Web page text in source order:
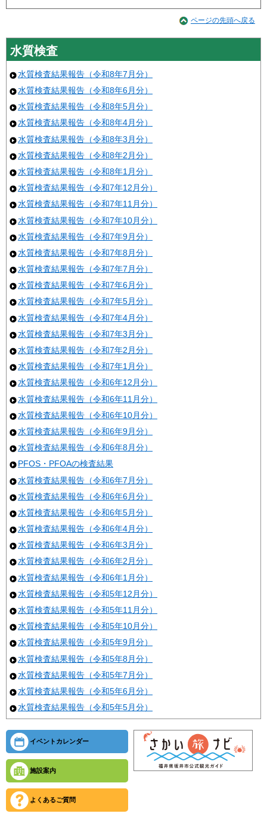
ページの先頭へ戻る
水質検査
水質検査結果報告（令和8年7月分）
水質検査結果報告（令和8年6月分）
水質検査結果報告（令和8年5月分）
水質検査結果報告（令和8年4月分）
水質検査結果報告（令和8年3月分）
水質検査結果報告（令和8年2月分）
水質検査結果報告（令和8年1月分）
水質検査結果報告（令和7年12月分）
水質検査結果報告（令和7年11月分）
水質検査結果報告（令和7年10月分）
水質検査結果報告（令和7年9月分）
水質検査結果報告（令和7年8月分）
水質検査結果報告（令和7年7月分）
水質検査結果報告（令和7年6月分）
水質検査結果報告（令和7年5月分）
水質検査結果報告（令和7年4月分）
水質検査結果報告（令和7年3月分）
水質検査結果報告（令和7年2月分）
水質検査結果報告（令和7年1月分）
水質検査結果報告（令和6年12月分）
水質検査結果報告（令和6年11月分）
水質検査結果報告（令和6年10月分）
水質検査結果報告（令和6年9月分）
水質検査結果報告（令和6年8月分）
PFOS・PFOAの検査結果
水質検査結果報告（令和6年7月分）
水質検査結果報告（令和6年6月分）
水質検査結果報告（令和6年5月分）
水質検査結果報告（令和6年4月分）
水質検査結果報告（令和6年3月分）
水質検査結果報告（令和6年2月分）
水質検査結果報告（令和6年1月分）
水質検査結果報告（令和5年12月分）
水質検査結果報告（令和5年11月分）
水質検査結果報告（令和5年10月分）
水質検査結果報告（令和5年9月分）
水質検査結果報告（令和5年8月分）
水質検査結果報告（令和5年7月分）
水質検査結果報告（令和5年6月分）
水質検査結果報告（令和5年5月分）
イベントカレンダー
施設案内
よくあるご質問